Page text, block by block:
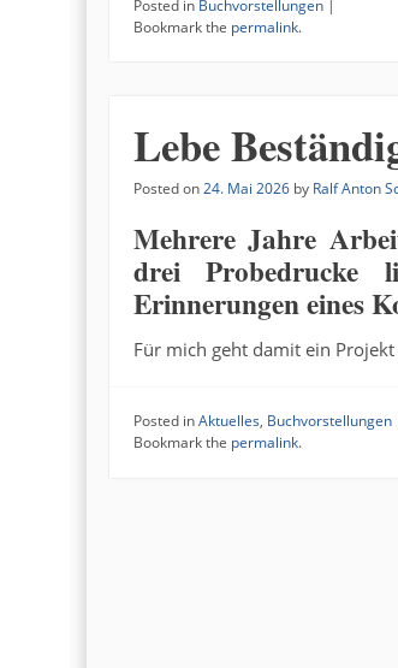
Posted in Buchvorstellungen |
Bookmark the permalink.
Lebe
Posted on 24. Mai 2026by Ralf Anton
Mehrere Jahre
drei Probedrucke
Erinnerungen eines
Für mich geht damit ein
Posted in Aktuelles, Buchvorstellungen
Bookmark the permalink.